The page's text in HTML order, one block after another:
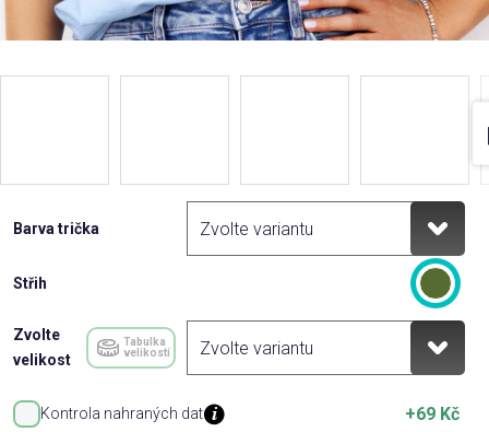
Barva trička
Střih
Zvolte
velikost
Tabulka
velikostí
Kontrola nahraných dat +69 Kč